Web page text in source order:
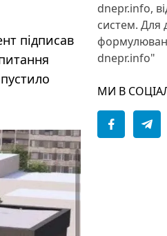
підписав
dnepr.info,
систем. Для
dnepr.info"
МИ В